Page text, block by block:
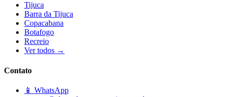
Tijuca
Barra da Tijuca
Copacabana
Botafogo
Recreio
Ver todos →
Contato
📱 WhatsApp